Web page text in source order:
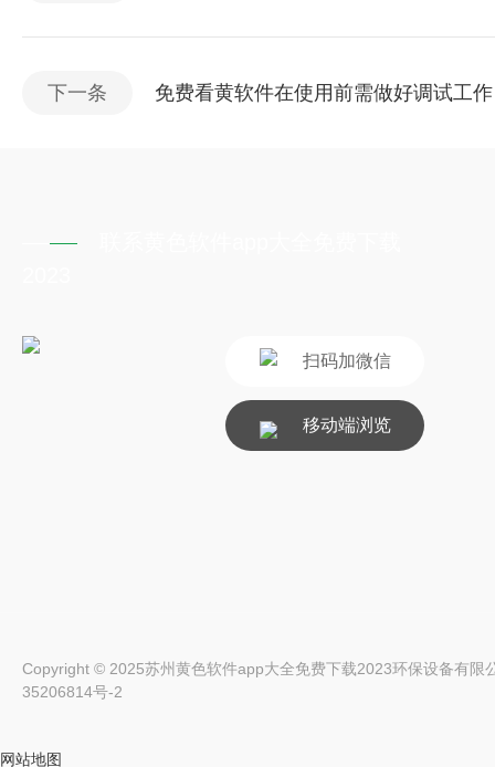
下一条 免费看黄软件在使用前需做好调试工作
扫码加微信
移动端浏览
Copyright © 2025苏州黄色软件app大全免费下载2023环保设备有限
35206814号-2
网站地图